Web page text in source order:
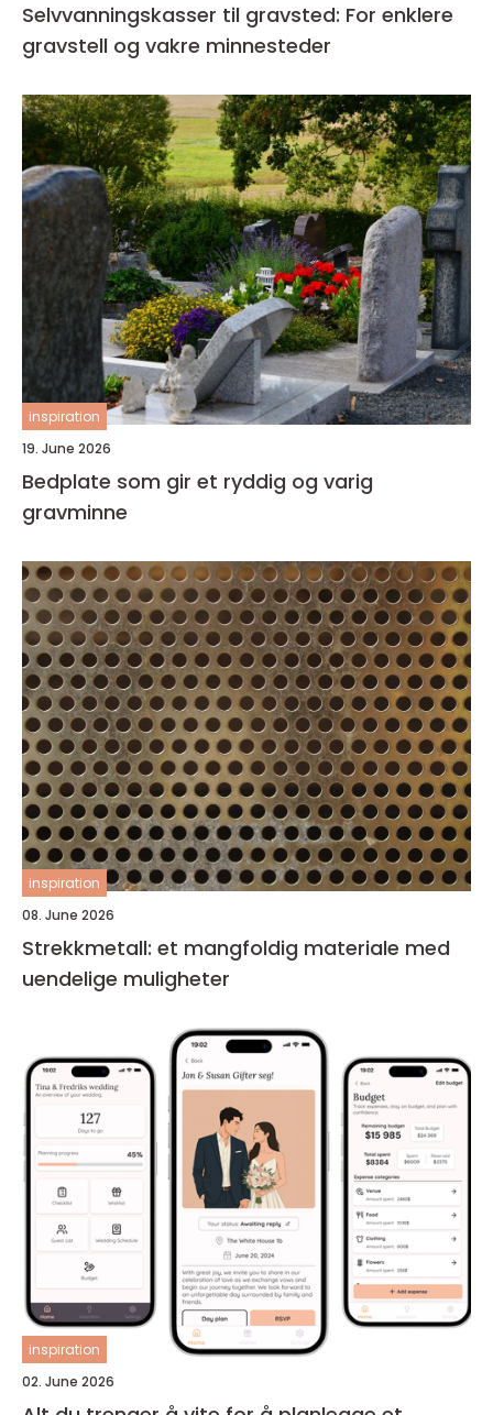
Selvvanningskasser til gravsted: For enklere
gravstell og vakre minnesteder
inspiration
19. June 2026
Bedplate som gir et ryddig og varig
gravminne
inspiration
08. June 2026
Strekkmetall: et mangfoldig materiale med
uendelige muligheter
inspiration
02. June 2026